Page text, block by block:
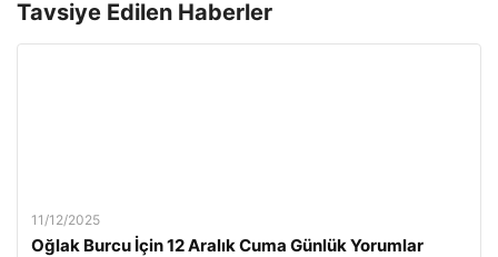
Tavsiye Edilen Haberler
11/12/2025
Oğlak Burcu İçin 12 Aralık Cuma Günlük Yorumlar